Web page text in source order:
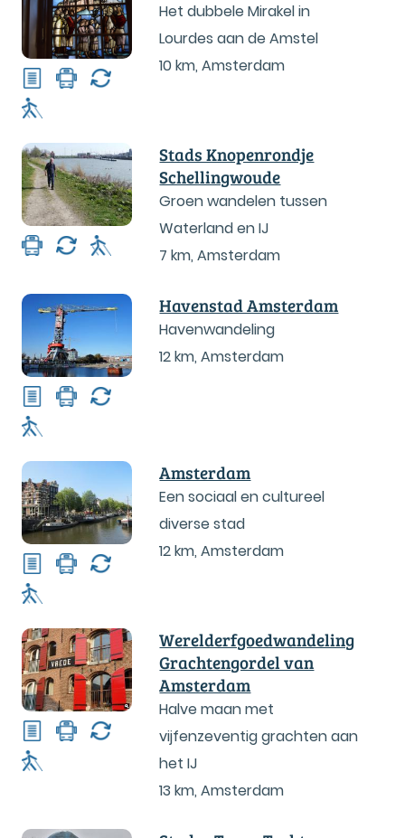
Het dubbele Mirakel in
Lourdes aan de Amstel
10 km,Amsterdam
Stads Knopenrondje
Schellingwoude
Groen wandelen tussen
Waterland en IJ
7 km,Amsterdam
Havenstad Amsterdam
Havenwandeling
12 km,Amsterdam
Amsterdam
Een sociaal en cultureel
diverse stad
12 km,Amsterdam
Werelderfgoedwandeling
Grachtengordel van
Amsterdam
Halve maan met
vijfenzeventig grachten aan
het IJ
13 km,Amsterdam